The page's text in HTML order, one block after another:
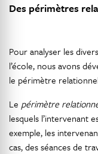
Des périmètres
Pour analyser les
l’école, nous avons
le périmètre
Le périmètre
lesquels l’intervenant
exemple, les
cas, des séances de